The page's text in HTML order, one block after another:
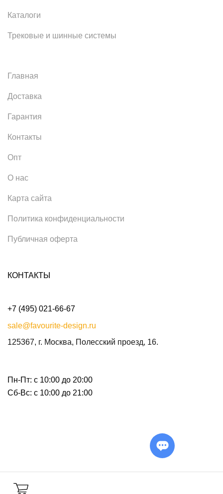
Каталоги
Трековые и шинные системы
Главная
Доставка
Гарантия
Контакты
Опт
О нас
Карта сайта
Политика конфиденциальности
Публичная оферта
КОНТАКТЫ
+7 (495) 021-66-67
sale@favourite-design.ru
125367, г. Москва, Полесский проезд, 16.
Пн-Пт: с 10:00 до 20:00
Сб-Вс: с 10:00 до 21:00